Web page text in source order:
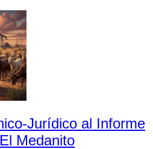
Jurídico al Informe
Medanito